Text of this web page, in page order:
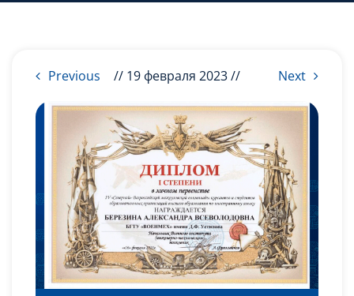
Преподавателям
Партнерам
Previous Next
// 19 февраля 2023 //